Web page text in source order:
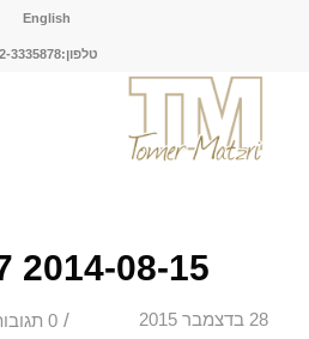
English
טלפון:052-3335878
2014-08-15 18.20.17
28 בדצמבר 2015 / 0 תגובות